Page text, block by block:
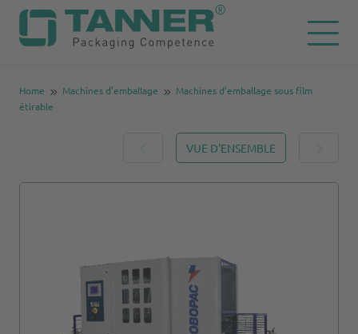
Home Machines d’emballage
Machines d'emballage sous film
étirable
VUE D'ENSEMBLE